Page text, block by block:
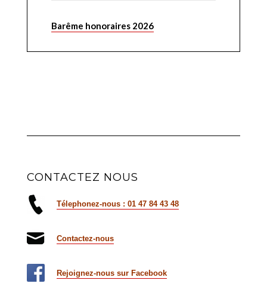
Barême honoraires 2026
CONTACTEZ NOUS
Télephonez-nous : 01 47 84 43 48
Contactez-nous
Rejoignez-nous sur Facebook